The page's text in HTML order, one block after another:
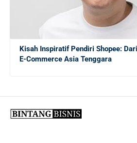
20 Tips Sukses bagi Sarjana Baru
Menganggur di Tengah Krisis
Kisah Inspiratif Pendiri Shopee:
E-Commerce Asia Tenggara